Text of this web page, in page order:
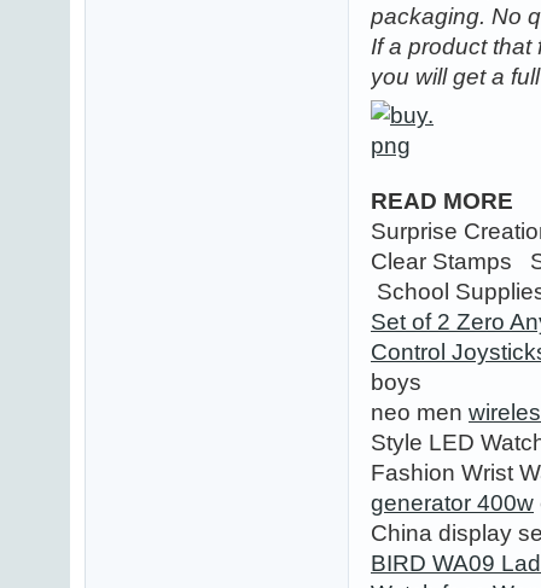
packaging. No
If a product that
you will get a
READ MORE
Surprise
Clear Stamps
School
Set of 2 Zero
Control
boys
neo men
Style LED
Fashion Wrist
generator 400w
China display
BIRD WA09